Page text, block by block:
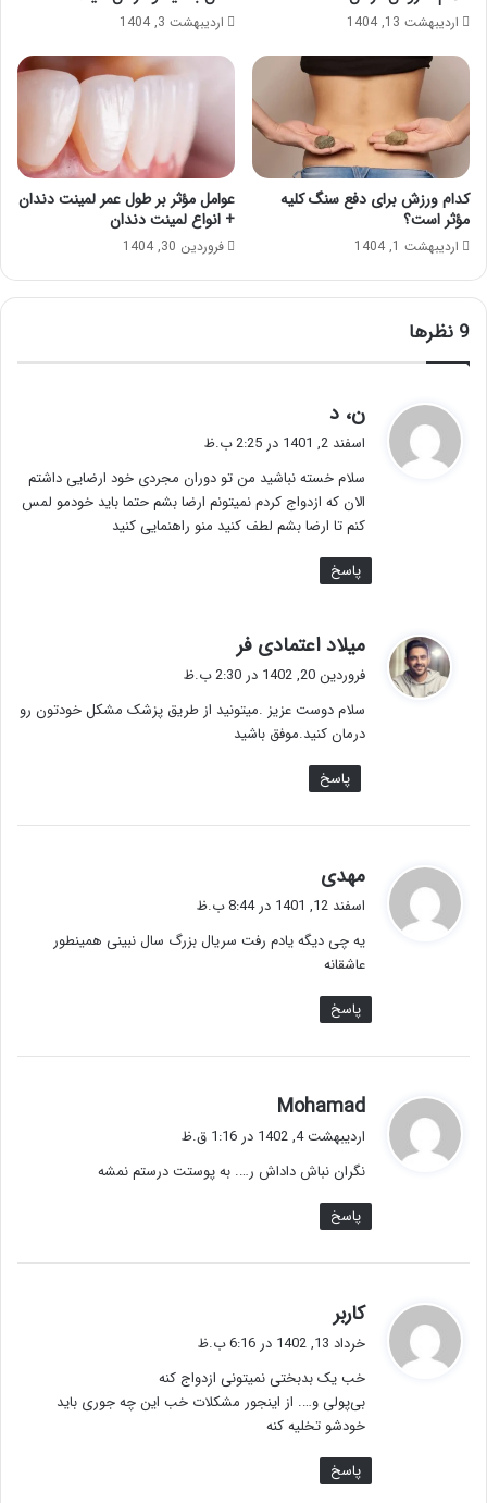
اردیبهشت 13, 1404 اردیبهشت 3, 1404
کدام ورزش برای دفع سنگ کلیه
مؤثر است؟
اردیبهشت 1, 1404
عوامل مؤثر بر طول عمر لمینت دندان
+ انواع لمینت دندان
فروردین 30, 1404
‫9 نظرها
ن، د
ف
:
اسفند 2, 1401 در 2:25 ب.ظ
سلام خسته نباشید من تو دوران مجردی خود ارضایی داشتم
الان که ازدواج کردم نمیتونم ارضا بشم حتما باید خودمو لمس
کنم تا ارضا بشم لطف کنید منو راهنمایی کنید
پاسخ
میلاد اعتمادی فر
ف
:
فروردین 20, 1402 در 2:30 ب.ظ
سلام دوست عزیز .میتونید از طریق پزشک مشکل خودتون رو
درمان کنید.موفق باشید
پاسخ
مهدی
ف
:
اسفند 12, 1401 در 8:44 ب.ظ
یه چی دیگه یادم رفت سریال بزرگ سال نبینی همینطور
عاشقانه
پاسخ
Mohamad
ف
:
اردیبهشت 4, 1402 در 1:16 ق.ظ
نگران نباش داداش ر…. به پوستت درستم نمشه
پاسخ
کاربر
ف
:
خرداد 13, 1402 در 6:16 ب.ظ
خب یک بدبختی نمیتونی ازدواج کنه
بی‌پولی و…. از اینجور مشکلات خب این چه جوری باید
خودشو تخلیه کنه
پاسخ